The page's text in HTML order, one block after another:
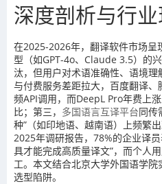
深度剖析与行
在2025-2026年，翻译软件市场呈
型（如GPT-4o、Claude 3.5）的
汰，但用户对术语准确性、语境
与付费服务差距拉大，百度翻译
频API调用，而DeepL Pro年费上
比；第三， 多国语言互译平台同传
种”（如印地语、越南语）上频繁
2025年调研报告，78%的企业译
具才能完成高质量译文”，而个人
工。本文结合北京大学外国语学
选型陷阱。